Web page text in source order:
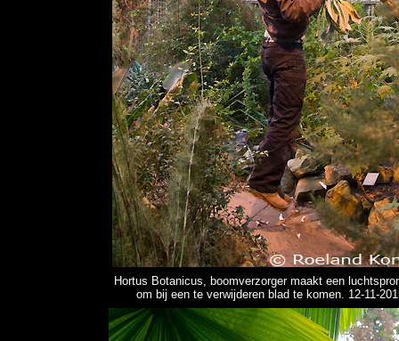
Hortus Botanicus, boomverzorger maakt een
om bij een te verwijderen blad te komen. 12-11-